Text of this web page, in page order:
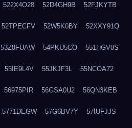
522X4O28 52D4GH9B 52FJKYTB
52TPECFV 52W5K0BY 52XXY91Q
53Z8FUAW 54PKU5CO 551HGV0S
55IE9L4V 55JKJF3L 55NCOA72
56975PIR 56GSA0U2 56QN3KEB
5771DEGW 57G6BV7Y 57IUFJJS